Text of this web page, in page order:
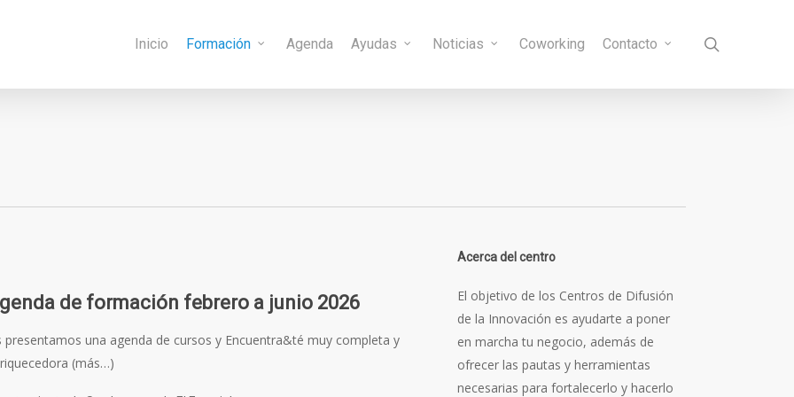
Inicio Formación Agenda Ayudas Noticias Coworking Contacto
de formación febrero a junio 2026
presentamos una agenda de cursos y Encuentra&té muy completa y
(más…)
Acerca del centro
El objetivo de los Centros de Difusión
de la Innovación es ayudarte a poner
en marcha tu negocio, además de
ofrecer las pautas y herramientas
necesarias para fortalecerlo y hacerlo